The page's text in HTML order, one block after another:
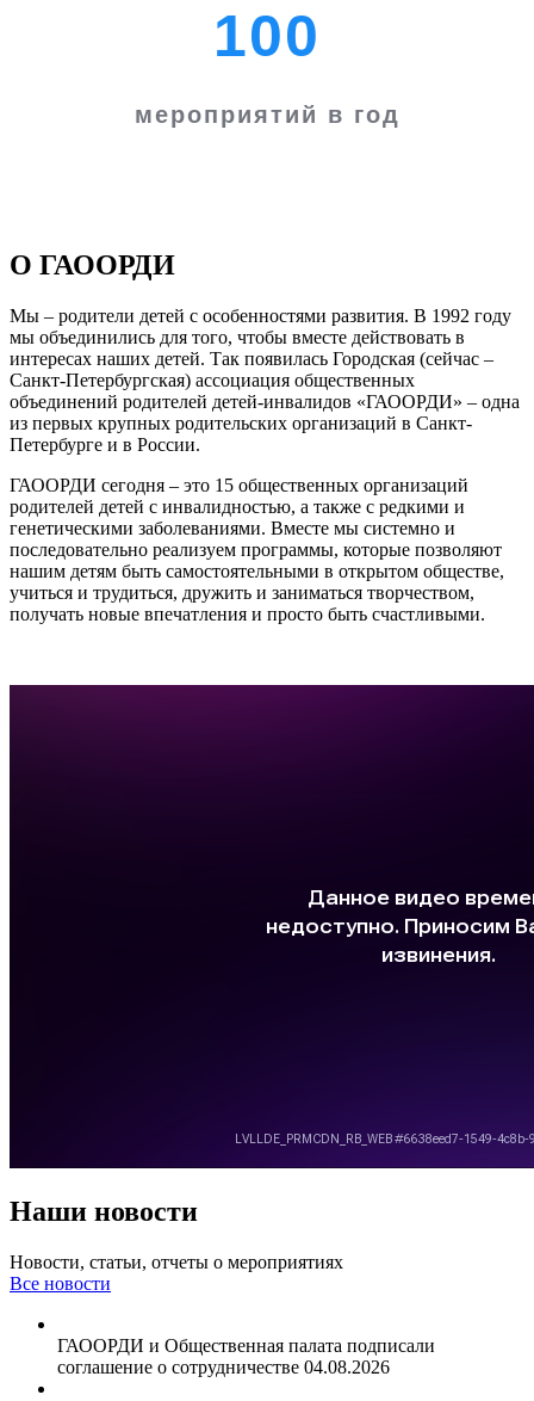
100
мероприятий в год
О ГАООРДИ
Мы – родители детей с особенностями развития. В 1992 году
мы объединились для того, чтобы вместе действовать в
интересах наших детей. Так появилась Городская (сейчас –
Санкт-Петербургская) ассоциация общественных
объединений родителей детей-инвалидов «ГАООРДИ» – одна
из первых крупных родительских организаций в Санкт-
Петербурге и в России.
ГАООРДИ сегодня – это 15 общественных организаций
родителей детей с инвалидностью, а также с редкими и
генетическими заболеваниями. Вместе мы системно и
последовательно реализуем программы, которые позволяют
нашим детям быть самостоятельными в открытом обществе,
учиться и трудиться, дружить и заниматься творчеством,
получать новые впечатления и просто быть счастливыми.
Наши новости
Новости, статьи, отчеты о мероприятиях
Все новости
ГАООРДИ и Общественная палата подписали
соглашение о сотрудничестве 04.08.2026